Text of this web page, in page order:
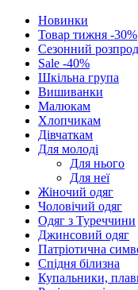
Новинки
Товар тижня -30%
Сезонний
Sale -40%
Шкільна група
Вишиванки
Малюкам
Хлопчикам
Дівчаткам
Для молоді
Для нього
Для неї
Жіночий одяг
Чоловічий одяг
Одяг з Туреччини
Джинсовий одяг
Патріотична
Спідня білизна
Купальники,